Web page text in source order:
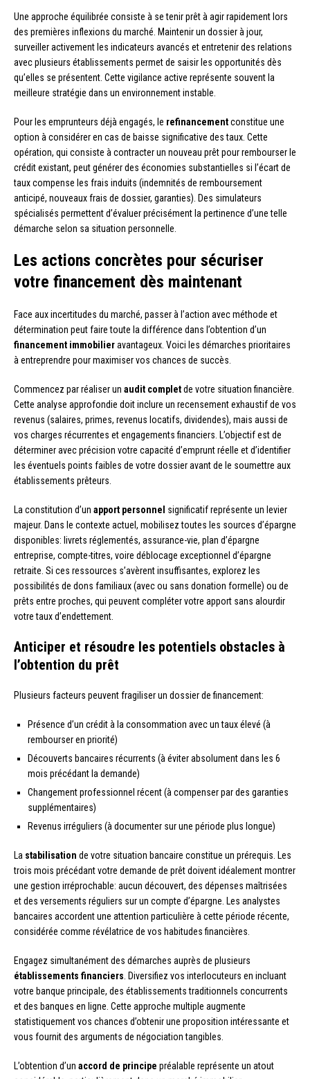
Une approche équilibrée consiste à se tenir prêt à agir rapidement lors
des premières inflexions du marché. Maintenir un dossier à jour,
surveiller activement les indicateurs avancés et entretenir des relations
avec plusieurs établissements permet de saisir les opportunités dès
qu’elles se présentent. Cette vigilance active représente souvent la
meilleure stratégie dans un environnement instable.
Pour les emprunteurs déjà engagés, le refinancementconstitue une
option à considérer en cas de baisse significative des taux. Cette
opération, qui consiste à contracter un nouveau prêt pour rembourser le
crédit existant, peut générer des économies substantielles si l’écart de
taux compense les frais induits (indemnités de remboursement
anticipé, nouveaux frais de dossier, garanties). Des simulateurs
spécialisés permettent d’évaluer précisément la pertinence d’une telle
démarche selon sa situation personnelle.
Les actions concrètes pour sécuriser
votre financement dès maintenant
Face aux incertitudes du marché, passer à l’action avec méthode et
détermination peut faire toute la différence dans l’obtention d’un
financement immobilieravantageux. Voici les démarches prioritaires
à entreprendre pour maximiser vos chances de succès.
Commencez par réaliser un audit completde votre situation financière.
Cette analyse approfondie doit inclure un recensement exhaustif de vos
revenus (salaires, primes, revenus locatifs, dividendes), mais aussi de
vos charges récurrentes et engagements financiers. L’objectif est de
déterminer avec précision votre capacité d’emprunt réelle et d’identifier
les éventuels points faibles de votre dossier avant de le soumettre aux
établissements prêteurs.
La constitution d’un apport personnel significatif représente un levier
majeur. Dans le contexte actuel, mobilisez toutes les sources d’épargne
disponibles: livrets réglementés, assurance-vie, plan d’épargne
entreprise, compte-titres, voire déblocage exceptionnel d’épargne
retraite. Si ces ressources s’avèrent insuffisantes, explorez les
possibilités de dons familiaux (avec ou sans donation formelle) ou de
prêts entre proches, qui peuvent compléter votre apport sans alourdir
votre taux d’endettement.
Anticiper et résoudre les potentiels obstacles à
l’obtention du prêt
Plusieurs facteurs peuvent fragiliser un dossier de financement:
Présence d’un crédit à la consommation avec un taux élevé (à
rembourser en priorité)
Découverts bancaires récurrents (à éviter absolument dans les 6
mois précédant la demande)
Changement professionnel récent (à compenser par des garanties
supplémentaires)
Revenus irréguliers (à documenter sur une période plus longue)
La stabilisation de votre situation bancaire constitue un prérequis. Les
trois mois précédant votre demande de prêt doivent idéalement montrer
une gestion irréprochable: aucun découvert, des dépenses maîtrisées
et des versements réguliers sur un compte d’épargne. Les analystes
bancaires accordent une attention particulière à cette période récente,
considérée comme révélatrice de vos habitudes financières.
Engagez simultanément des démarches auprès de plusieurs
établissements financiers . Diversifiez vos interlocuteurs en incluant
votre banque principale, des établissements traditionnels concurrents
et des banques en ligne. Cette approche multiple augmente
statistiquement vos chances d’obtenir une proposition intéressante et
vous fournit des arguments de négociation tangibles.
L’obtention d’un accord de principe préalable représente un atout